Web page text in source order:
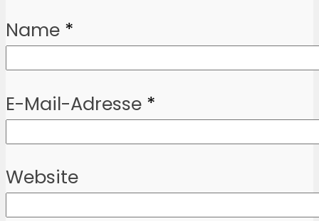
Name *
E-Mail-Adresse *
Website